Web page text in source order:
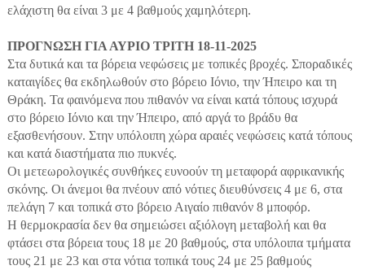
ελάχιστη θα είναι 3 με 4 βαθμούς χαμηλότερη.
ΠΡΟΓΝΩΣΗ ΓΙΑ ΑΥΡΙΟ ΤΡΙΤΗ 18-11-2025
Στα δυτικά και τα βόρεια νεφώσεις με τοπικές βροχές. Σποραδικές
καταιγίδες θα εκδηλωθούν στο βόρειο Ιόνιο, την Ήπειρο και τη
Θράκη. Τα φαινόμενα που πιθανόν να είναι κατά τόπους ισχυρά
στο βόρειο Ιόνιο και την Ήπειρο, από αργά το βράδυ θα
εξασθενήσουν. Στην υπόλοιπη χώρα αραιές νεφώσεις κατά τόπους
και κατά διαστήματα πιο πυκνές.
Οι μετεωρολογικές συνθήκες ευνοούν τη μεταφορά αφρικανικής
σκόνης. Οι άνεμοι θα πνέουν από νότιες διευθύνσεις 4 με 6, στα
πελάγη 7 και τοπικά στο βόρειο Αιγαίο πιθανόν 8 μποφόρ.
Η θερμοκρασία δεν θα σημειώσει αξιόλογη μεταβολή και θα
φτάσει στα βόρεια τους 18 με 20 βαθμούς, στα υπόλοιπα τμήματα
τους 21 με 23 και στα νότια τοπικά τους 24 με 25 βαθμούς